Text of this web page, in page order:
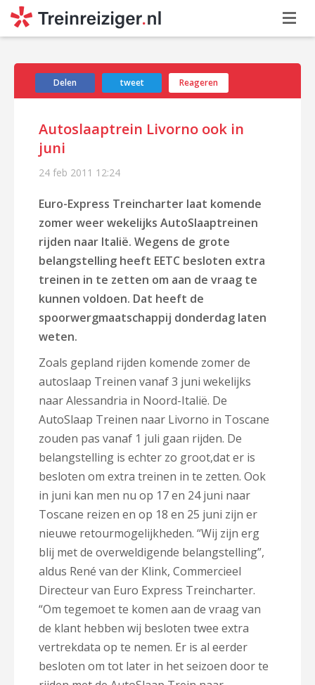
Delen tweet Reageren
Autoslaaptrein Livorno ook in
juni
24 feb 2011 12:24
Euro-Express Treincharter laat komende
zomer weer wekelijks AutoSlaaptreinen
rijden naar Italië. Wegens de grote
belangstelling heeft EETC besloten extra
treinen in te zetten om aan de vraag te
kunnen voldoen. Dat heeft de
spoorwergmaatschappij donderdag laten
weten.
Zoals gepland rijden komende zomer de
autoslaap Treinen vanaf 3 juni wekelijks
naar Alessandria in Noord-Italië. De
AutoSlaap Treinen naar Livorno in Toscane
zouden pas vanaf 1 juli gaan rijden. De
belangstelling is echter zo groot,dat er is
besloten om extra treinen in te zetten. Ook
in juni kan men nu op 17 en 24 juni naar
Toscane reizen en op 18 en 25 juni zijn er
nieuwe retourmogelijkheden. “Wij zijn erg
blij met de overweldigende belangstelling”,
aldus René van der Klink, Commercieel
Directeur van Euro Express Treincharter.
“Om tegemoet te komen aan de vraag van
de klant hebben wij besloten twee extra
vertrekdata op te nemen. Er is al eerder
besloten om tot later in het seizoen door te